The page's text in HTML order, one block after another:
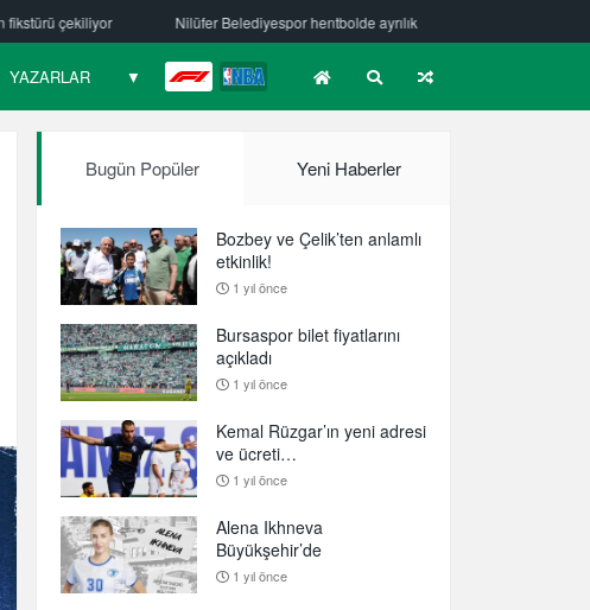
Nilüfer Belediyespor hentbolde ayrılık Mehmet Güzelsöz’den mesaj var!
YAZARLAR ▼ F1 NBA
Bugün Popüler Yeni Haberler
Bozbey ve Çelik’ten anlamlı
etkinlik!
1 yıl önce
Bursaspor bilet fiyatlarını
açıkladı
1 yıl önce
Kemal Rüzgar’ın yeni adresi
ve ücreti…
1 yıl önce
Alena Ikhneva
Büyükşehir’de
1 yıl önce